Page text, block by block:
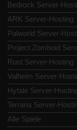
Bedrock Server-
ARK Server-Hosting
Palworld Server-
Project Zomboid
Rust Server-Hosting
Valheim Server-
Hytale Server-
Terraria Server-
Alle Spiele